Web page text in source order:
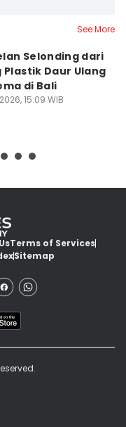
See More
Selonding dari
Plastik Daur Ulang
di Bali
15:09 WIB
Terms of Services
Sitemap